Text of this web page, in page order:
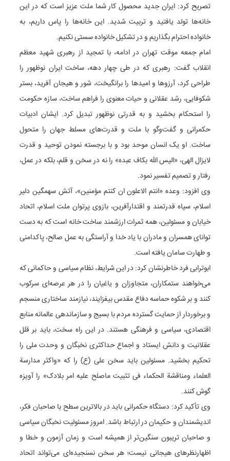
تصریح کرد: ایران جدید محصول کار شما ملت عزیز است که در این
خانه‌ها تولد یافتید و تربیت شدید. این خانه‌ها را پاس داریم، به
خانواده احترام بگذاریم و در تشکیل خانواده سستی نکنیم.
امام جمعه موقت تهران در ادامه، با تمجید از رهبری شهید معظم
انقلاب گفت: رهبری که در طی چهار دهه، ساخت ایران نوظهور را
طراحی کرد، آرزوها و امیدها را برانگیخت، شور و هیجان آفرید، بستر
شکوفایی، رشد عقلانی و حیات معنوی را فراهم ساخت، سازه حکومت
را استحکام بخشید و به قدرتی نوظهور تبدیل کرد. ایشان ادبیات
حکمرانی و گفت‌وگو با ملت و قدرت‌های مسلط جهان را متحول
ساخت. او یک انسان موحد بود و با برجسته نمودن توحید و قدرت
لایزال الهی، «الیس الله بکاف عبده» را نه در سخن و قلم، بلکه در عمل،
رفتار و تصمیم تفسیر نمود.
وی افزود: وعده «انتم الاعلون ان کنتم مؤمنین»، آتش سهمگین دلیر
اسلام، سپاه قدرتمند و اقتدارآفرین، بازوی پرتوان ملت اسلام، اتحاد
خیابان و مسئولین، همه ثمرات ارزشمند ساخت خانه است که به دست
توانای همسران و مادران با یاد خدا و آراستگی به عمل صالح، پاکدامنی
و طهارت سامان یافته است.
ابوترابی فرد خاطرنشان کرد: در این شرایط، نظام سیاسی و حاکمانی که
می‌خواهند ستمکاران، متجاوزان و یاغیان را در هر عرصه‌ای سرکوب
کنند و بر شکوه حماسه دفاع مقدس بیفزایند، نیازمند ساختاری منسجم
و برخوردار از حمایت گسترده مردم با بسیج و سازماندهی عالمانه منابع
اقتصادی، سیاسی و فرهنگی هستند. در این راه سخت، باید بر قلل
عقلانیت و دانش ایستاد و اجماع حداکثری نخبگان و وحدت ملی را
تحکیم بخشید. مسئولین باید سخن علی (ع) را که «واکثر مدارسة
العلماء ومناقشة الحکماء فی تثبیت ماصلح علیه امر بلادک» را آویزه
گوش کنند.
وی تأکید کرد: دستگاه حکمرانی باید در بالاترین سطح با صاحبان فکر،
اندیشمندان و حکیمان در ارتباط باشد. امروز مسئولیت نخبگان سیاسی
و صاحبان تریبون سنگین‌تر از همیشه است و زمان آزمون و خطا و
اظهارنظرهای هیجانی نیست؛ هر سخن نسنجیده‌ای می‌تواند اتحاد